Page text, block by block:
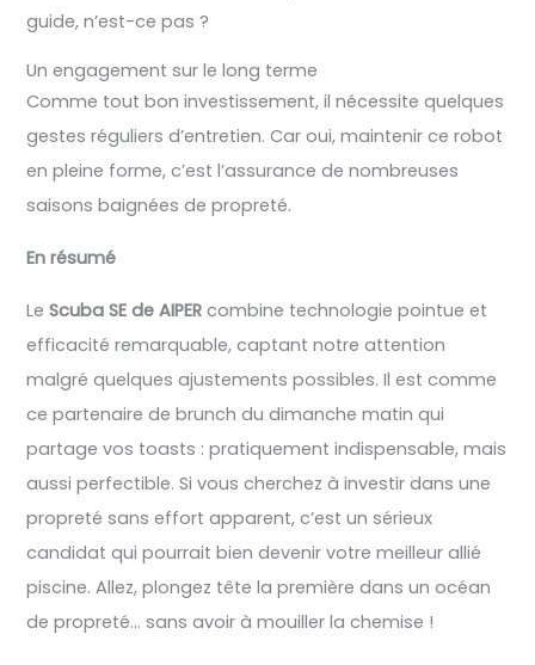
guide, n’est-ce pas ?
Un engagement sur le long terme
Comme tout bon investissement, il nécessite quelques
gestes réguliers d’entretien. Car oui, maintenir ce robot
en pleine forme, c’est l’assurance de nombreuses
saisons baignées de propreté.
En résumé
LeScuba SE de AIPER combine technologie pointue et
efficacité remarquable, captant notre attention
malgré quelques ajustements possibles. Il est comme
ce partenaire de brunch du dimanche matin qui
partage vos toasts : pratiquement indispensable, mais
aussi perfectible. Si vous cherchez à investir dans une
propreté sans effort apparent, c’est un sérieux
candidat qui pourrait bien devenir votre meilleur allié
piscine. Allez, plongez tête la première dans un océan
de propreté… sans avoir à mouiller la chemise !